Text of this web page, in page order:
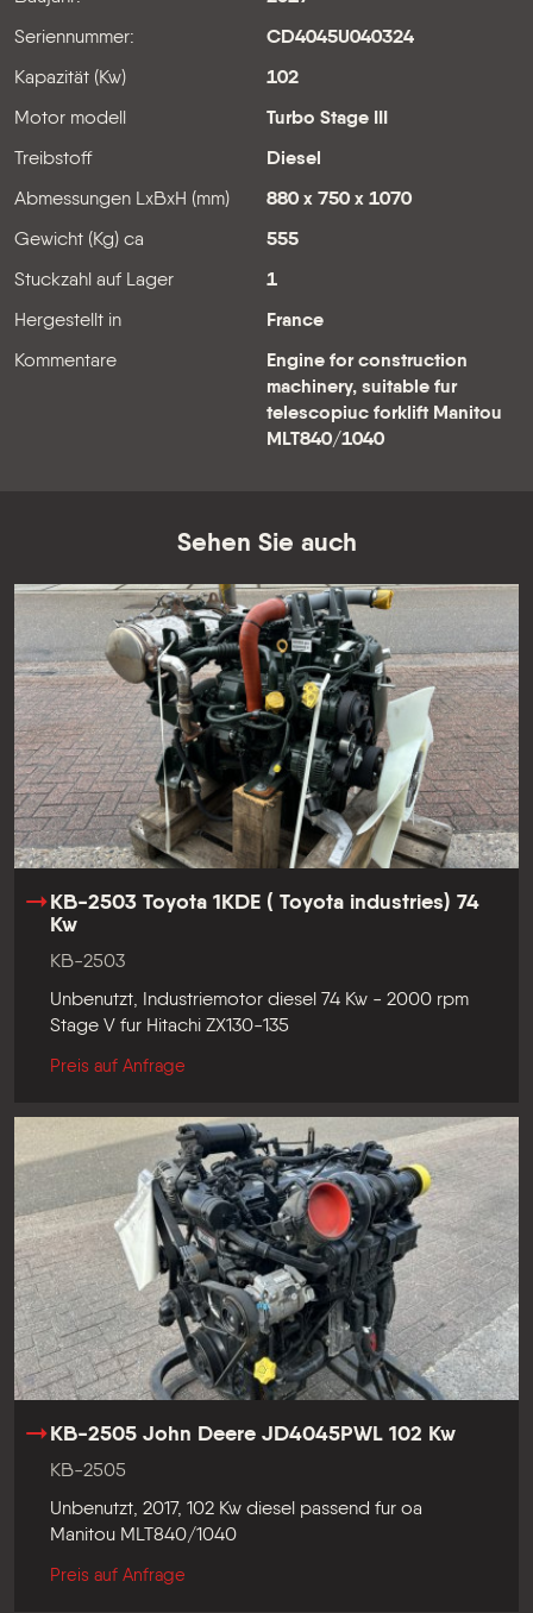
Seriennummer: CD4045U040324
Kapazität (Kw) 102
Motor modell Turbo Stage III
Treibstoff Diesel
Abmessungen LxBxH (mm) 880 x 750 x 1070
Gewicht (Kg) ca 555
Stuckzahl auf Lager 1
Hergestellt in France
Kommentare
Engine for construction
machinery, suitable fur
telescopiuc forklift Manitou
MLT840/1040
Sehen Sie auch
KB-2503 Toyota 1KDE ( Toyota industries) 74
Kw
KB-2503
Unbenutzt, Industriemotor diesel 74 Kw - 2000 rpm
Stage V fur Hitachi ZX130-135
Preis auf Anfrage
KB-2505 John Deere JD4045PWL 102 Kw
KB-2505
Unbenutzt, 2017, 102 Kw diesel passend fur oa
Manitou MLT840/1040
Preis auf Anfrage